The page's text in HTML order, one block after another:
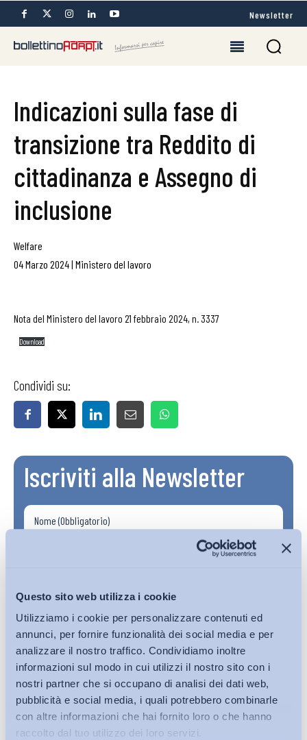
Questo sito web utilizza i cookie
Utilizziamo i cookie per personalizzare contenuti ed
annunci, per fornire funzionalità dei social media e per
analizzare il nostro traffico. Condividiamo inoltre
informazioni sul modo in cui utilizzi il nostro sito con i
nostri partner che si occupano di analisi dei dati web,
pubblicità e social media, i quali potrebbero combinarle
con altre informazioni che hai fornito loro o che hanno
raccolto dal tuo utilizzo dei loro servizi.
Newsletter
Indicazioni sulla fase di
transizione tra Reddito di
cittadinanza e Assegno di
inclusione
Welfare
04 Marzo 2024| Ministero del lavoro
Nota del Ministero del lavoro 21 febbraio 2024, n. 3337
Download
Condividi su:
Iscriviti alla Newsletter